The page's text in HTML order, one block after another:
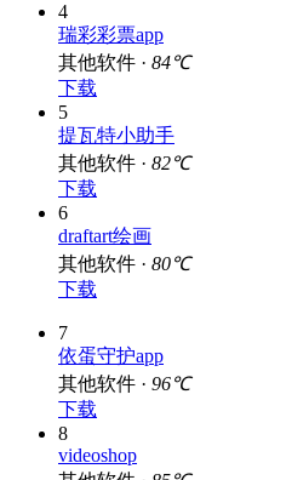
4
瑞彩彩票app
其他软件 · 84℃
下载
5
提瓦特小助手
其他软件 · 82℃
下载
6
draftart绘画
其他软件 · 80℃
下载
7
依蛋守护app
其他软件 · 96℃
下载
8
videoshop